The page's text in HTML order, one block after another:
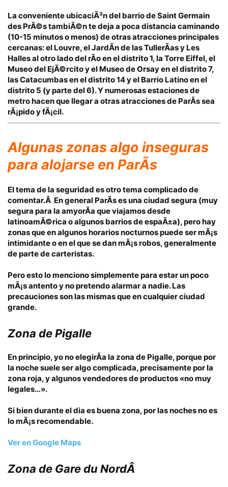
La conveniente ubicaciÃ³n del barrio de Saint Germain
des PrÃ©s tambiÃ©n te deja a poca distancia caminando
(10-15 minutos o menos) de otras atracciones principales
cercanas: el Louvre, el JardÃ­n de las TullerÃ­as y Les
Halles al otro lado del rÃ­o en el distrito 1, la Torre Eiffel, el
Museo del EjÃ©rcito y el Museo de Orsay en el distrito 7,
las Catacumbas en el distrito 14 y el Barrio Latino en el
distrito 5 (y parte del 6). Y numerosas estaciones de
metro hacen que llegar a otras atracciones de ParÃ­s sea
rÃ¡pido y fÃ¡cil.
Algunas zonasalgo inseguras
para alojarse en ParÃ­s
El tema de la seguridad es otro tema complicado de
comentar.Â En general ParÃ­s es una ciudad segura (muy
segura para la amyorÃ­a que viajamos desde
latinoamÃ©rica o algunos barrios de espaÃ±a),pero hay
zonas que en algunos horarios nocturnos puede ser mÃ¡s
intimidante o en el que se dan mÃ¡s robos, generalmente
de parte decarteristas.
Pero esto lo menciono simplemente para estar un poco
mÃ¡s antento y no pretendo alarmar a nadie. Las
precauciones son las mismas que en cualquier ciudad
grande.
Zona de Pigalle
En principio, yo no elegirÃ­a la zona de Pigalle, porque por
la noche suele ser algo complicada, precisamente por la
zona roja, y algunos vendedores de productos «no muy
legales…».
Si bien durante el dia es buena zona, por las noches no es
lo mÃ¡s recomendable.
Ver en Google Maps
Zona de Gare du NordÂ